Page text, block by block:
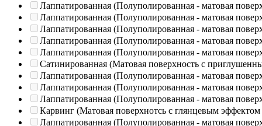
Лаппатированная (Полуполированная - матовая
Лаппатированная (Полуполированная - матовая
Лаппатированная (Полуполированная - матовая
Лаппатированная (Полуполированная - матовая
Лаппатированная (Полуполированная - матовая
Сатинированная (Матовая поверхность с
Лаппатированная (Полуполированная - матовая
Лаппатированная (Полуполированная - матовая
Лаппатированная (Полуполированная - матовая
Карвинг (Матовая поверхнотсь с глянцевым эффектом
Лаппатированная (Полуполированная - матовая